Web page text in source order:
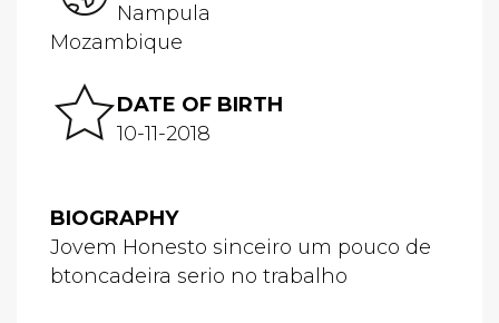
Nampula
Mozambique
DATE OF BIRTH
10-11-2018
BIOGRAPHY
Jovem Honesto sinceiro um pouco de
btoncadeira serio no trabalho